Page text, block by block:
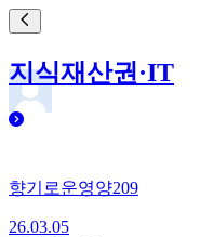
지식재산권·IT
향기로운영양209
26.03.05